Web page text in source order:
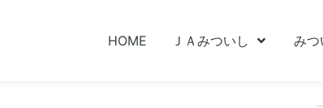
HOME ＪＡみついし みつ